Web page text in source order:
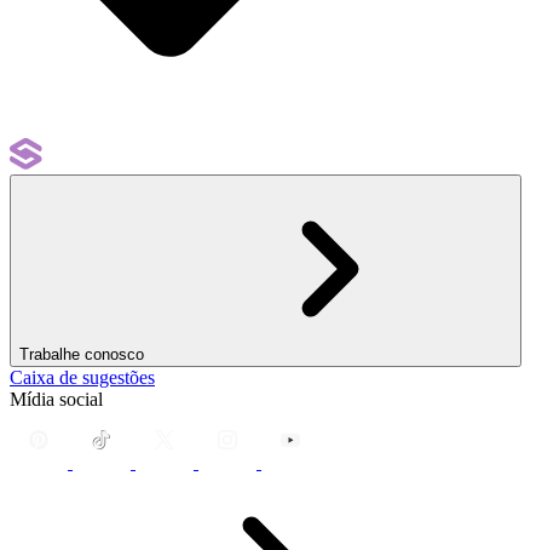
Trabalhe conosco
Caixa de sugestões
Mídia social